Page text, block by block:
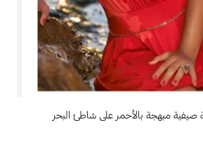
صيفية مبهجة بالأحمر على شاطئ البحر